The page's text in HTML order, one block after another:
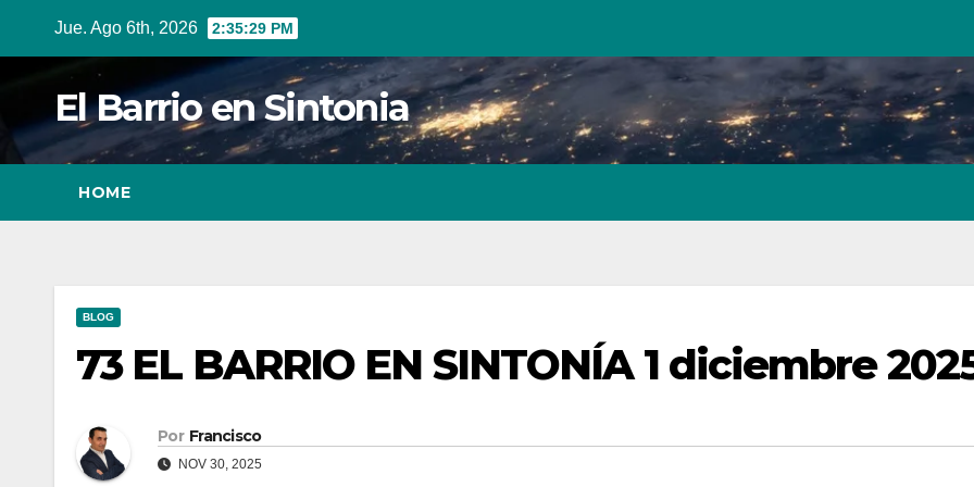
Jue. Ago 6th, 2026 2:35:30 PM
El Barrio en Sintonia
HOME
BLOG
73 EL BARRIO EN SINTONÍA 1 diciembre
Por Francisco
NOV 30, 2025